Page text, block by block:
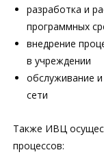
разработка и
программных
внедрение
в учреждении
обслуживание
сети
Также ИВЦ
процессов: